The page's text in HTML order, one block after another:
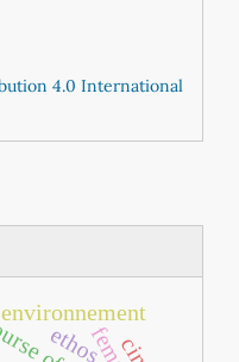
4.0 International
environnement
ethos